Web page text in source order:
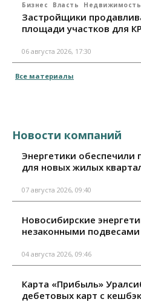
Бизнес Власть Недвижимость
Застройщики
площади участков для
06 августа 2026, 17:30
Все материалы
Новости компаний
Энергетики
для новых жилых
07 августа 2026, 09:40
Новосибирские
незаконными
04 августа 2026, 09:46
Карта «Прибыль»
дебетовых карт с